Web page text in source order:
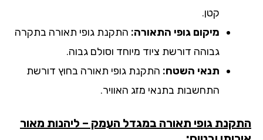
מיקום גופי התאורה:התקנת גופי תאורה בתקרה
גבוהה דורשת ציוד מיוחד וסולם גבוה.
תנאי השטח:התקנת גופי תאורה בחוץ דורשת
התחשבות בתנאי מזג האוויר.
גופי תאורה במגדל העמק – ליהנות מאור